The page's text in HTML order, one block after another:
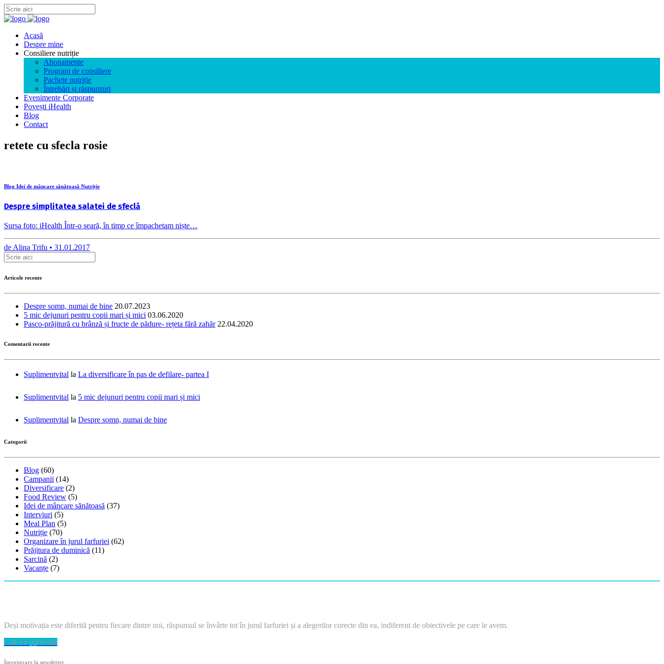
Acasă
Despre mine
Consiliere nutriție
Abonamente
Program de consiliere
Pachete nutriție
Întrebări și răspunsuri
Evenimente Corporate
Povești iHealth
Blog
Contact
retete cu sfecla rosie
Blog Idei de mâncare sănătoasă Nutriție
Despre simplitatea salatei de sfeclă
Sursa foto: iHealth Într-o seară, în timp ce împachetam niște…
de Alina Trifu • 31.01.2017
Articole recente
Despre somn, numai de bine 20.07.2023
5 mic dejunuri pentru copii mari și mici 03.06.2020
Pasco-prăjitură cu brânză și fructe de pădure- rețeta fără zahăr 22.04.2020
Comentarii recente
Suplimentvital la La diversificare în pas de defilare- partea I
Suplimentvital la 5 mic dejunuri pentru copii mari și mici
Suplimentvital la Despre somn, numai de bine
Categorii
Blog (60)
Campanii (14)
Diversificare (2)
Food Review (5)
Idei de mâncare sănătoasă (37)
Interviuri (5)
Meal Plan (5)
Nutriție (70)
Organizare în jurul farfuriei (62)
Prăjitura de duminică (11)
Sarcină (2)
Vacanțe (7)
Deși motivația este diferită pentru fiecare dintre noi, răspunsul se învârte tot în jurul farfuriei și a alegerilor corecte din ea, indiferent de obiectivele pe care le avem.
Call for (i)Health
Înregistrare la newsletter